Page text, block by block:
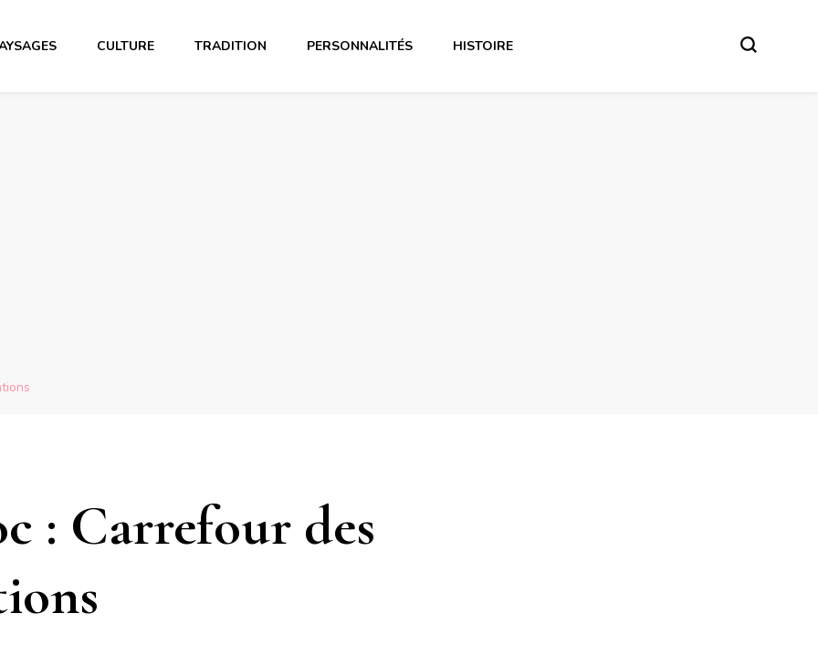
CULTURE TRADITION PERSONNALITÉS HISTOIRE
: Carrefour des